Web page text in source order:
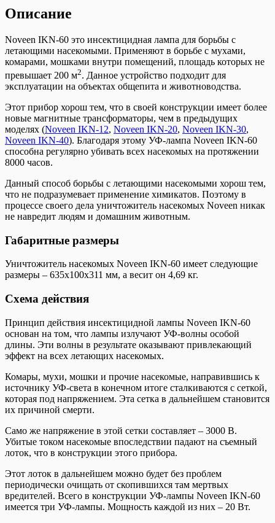
Описание
Noveen IKN-60 это инсектицидная лампа для борьбы с
летающими насекомыми. Применяют в борьбе с мухами,
комарами, мошками внутри помещений, площадь которых не
превышает 200 м2. Данное устройство подходит для
эксплуатации на объектах общепита и животноводства.
Этот прибор хорош тем, что в своей конструкции имеет более
новые магнитные трансформаторы, чем в предыдущих
моделях (Noveen IKN-12, Noveen IKN-20, Noveen IKN-30,
Noveen IKN-40). Благодаря этому УФ-лампа Noveen IKN-60
способна регулярно убивать всех насекомых на протяжении
8000 часов.
Данный способ борьбы с летающими насекомыми хорош тем,
что не подразумевает применение химикатов. Поэтому в
процессе своего дела уничтожитель насекомых Noveen никак
не навредит людям и домашним животным.
Габаритные размеры
Уничтожитель насекомых Noveen IKN-60 имеет следующие
размеры – 635х100х311 мм, а весит он 4,69 кг.
Схема действия
Принцип действия инсектицидной лампы Noveen IKN-60
основан на том, что лампы излучают УФ-волны особой
длины. Эти волны в результате оказывают привлекающий
эффект на всех летающих насекомых.
Комары, мухи, мошки и прочие насекомые, направившись к
источнику УФ-света в конечном итоге сталкиваются с сеткой,
которая под напряжением. Эта сетка в дальнейшем становится
их причиной смерти.
Само же напряжение в этой сетки составляет – 3000 В.
Убитые током насекомые впоследствии падают на съемный
лоток, что в конструкции этого прибора.
Этот лоток в дальнейшем можно будет без проблем
периодически очищать от скопившихся там мертвых
вредителей. Всего в конструкции УФ-лампы Noveen IKN-60
имеется три УФ-лампы. Мощность каждой из них – 20 Вт.